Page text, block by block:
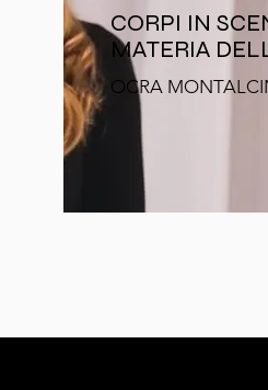
CORPI IN
MATERIA
OCRA